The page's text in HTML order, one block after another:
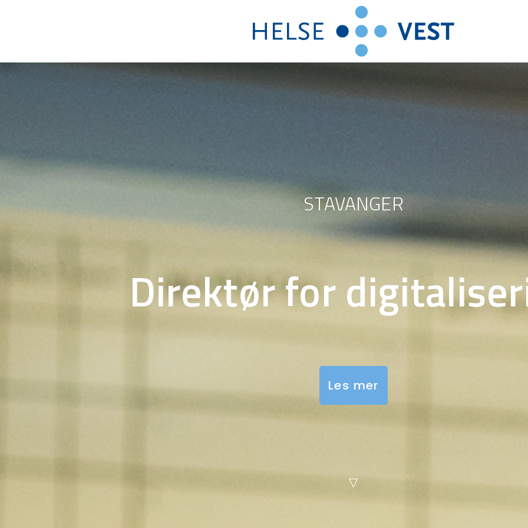
STAVANGER
Direktør for
Les mer
▽